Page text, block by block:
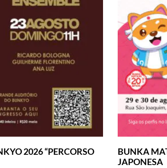
2026 “PERCORSO
BUNKA
JAPONESA